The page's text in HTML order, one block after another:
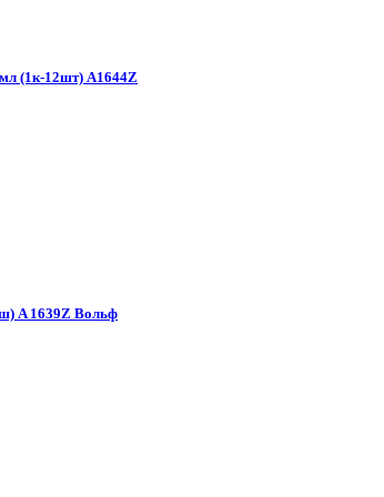
(1к-12шт) А1644Z
A 1639Z Вольф